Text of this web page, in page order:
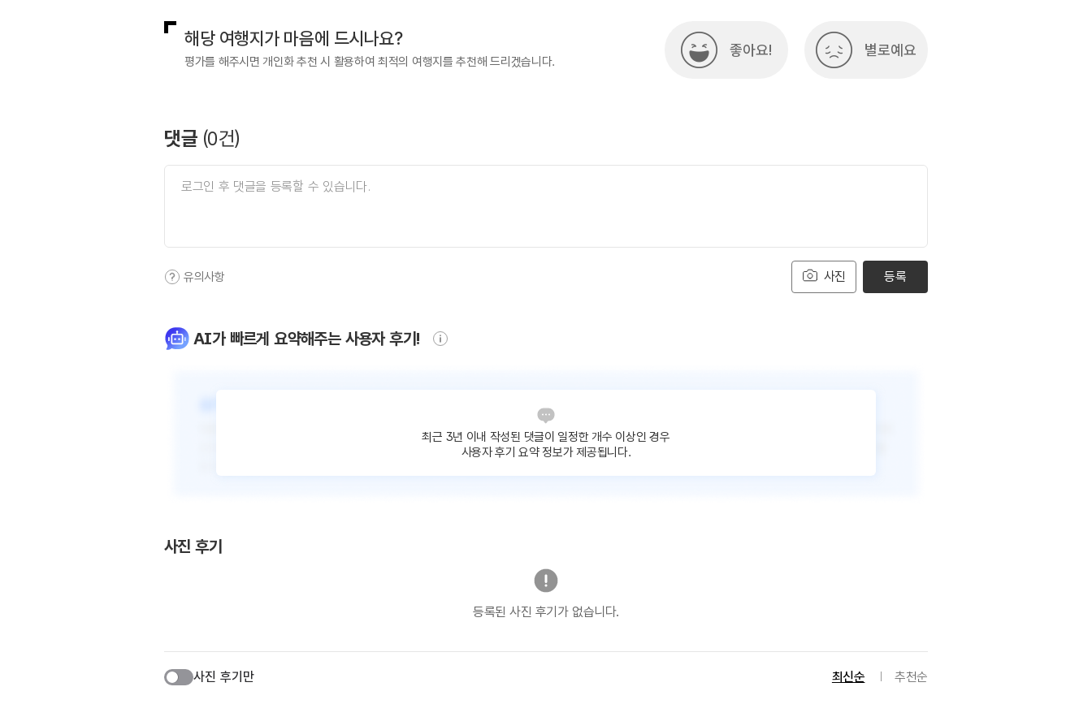
해당 여행지가 마음에 드시나요?
평가를 해주시면 개인화 추천 시 활용하여 최적의 여행지를 추천해 드리겠습니다.
좋아요! 별로예요
댓글 (0건)
사진
유의사항 등록
AI가 빠르게 요약해주는 사용자 후기!
최근 3년 이내 작성된 댓글이 일정한 개수 이상인 경우
사용자 후기 요약 정보가 제공됩니다.
사진 후기
등록된 사진 후기가 없습니다.
사진 후기만 최신순 추천순